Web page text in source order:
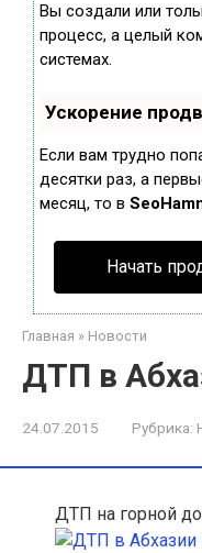
Вы создали или
процесс, а целый
системах.
Ускорение
Если вам трудно
десятки раз, а
месяц, то в
Начать
Главная » Новости
ДТП в
24.07.2015 Рубрика:
ДТП на горной